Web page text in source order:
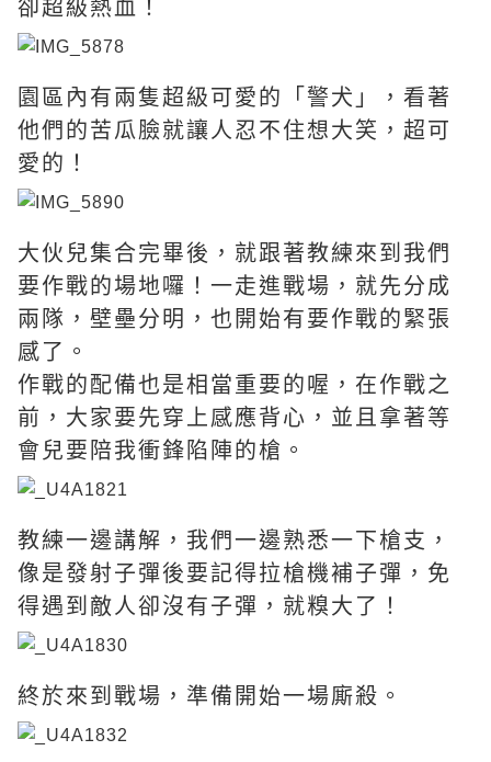
卻超級熱血！
園區內有兩隻超級可愛的「警犬」，看著
他們的苦瓜臉就讓人忍不住想大笑，超可
愛的！
大伙兒集合完畢後，就跟著教練來到我們
要作戰的場地囉！一走進戰場，就先分成
兩隊，壁壘分明，也開始有要作戰的緊張
感了。
作戰的配備也是相當重要的喔，在作戰之
前，大家要先穿上感應背心，並且拿著等
會兒要陪我衝鋒陷陣的槍。
教練一邊講解，我們一邊熟悉一下槍支，
像是發射子彈後要記得拉槍機補子彈，免
得遇到敵人卻沒有子彈，就糗大了！
終於來到戰場，準備開始一場廝殺。